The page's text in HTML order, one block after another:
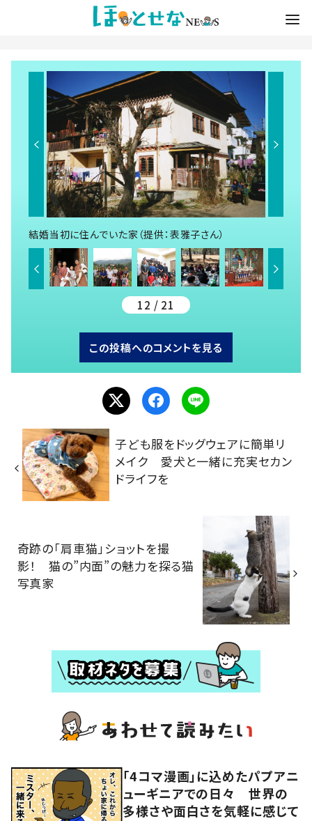
結婚当初に住んでいた家（提供：表雅子さん）
12 / 21
この投稿へのコメントを見る
子ども服をドッグウェアに簡単リ
メイク 愛犬と一緒に充実セカン
ドライフを
奇跡の「肩車猫」ショットを撮
影！ 猫の”内面”の魅力を探る猫
写真家
「4コマ漫画」に込めたパプアニ
ューギニアでの日々 世界の
多様さや面白さを気軽に感じて